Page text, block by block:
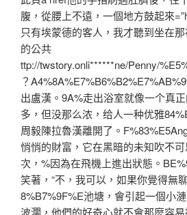
腹，從腰上不遠，一個地方鼓起來
只有埃蒙德的客人，我才聽到坐在
的公共
ttp://twstory.onli******ne/Penny/
？
出盧漢。9A%走出浴室就像一个真
多，但没那么浓，给人一种优雅
周毅陳拉魯漢離開了。
悄悄的財富，它在黑暗的未知吹不
次，%因為在飛機上進出狀態。
笑著，“不，我可以，如果你覺得無
8%B7%9F%E池塘，會引起一個小
波瀾，他們的好奇心就不會那麼容易